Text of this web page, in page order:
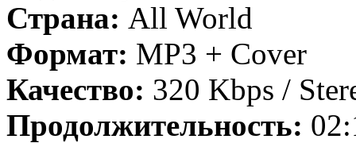
Страна: All World
Формат: MP3 + Cover
Качество: 320 Kbps /
Продолжительность: